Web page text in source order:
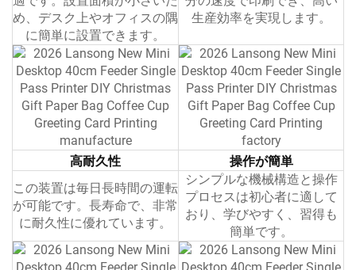
め、デスク上やオフィスの隅
に簡単に設置できます。
生産効率を実現します。
高耐久性
操作が簡単
この装置は毎日長時間の運転
が可能です。長寿命で、非常
に耐久性に優れています。
シンプルな機械構造と操作
プロセスは初心者に適して
おり、学びやすく、習得も
簡単です。